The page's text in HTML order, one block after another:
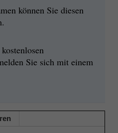
können Sie diesen
Sie sich mit einem